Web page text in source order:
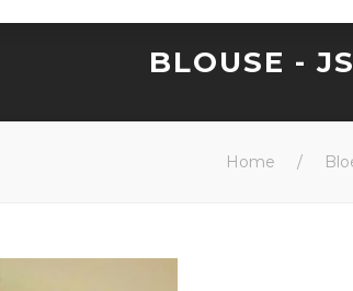
Home /
BLOUSE -